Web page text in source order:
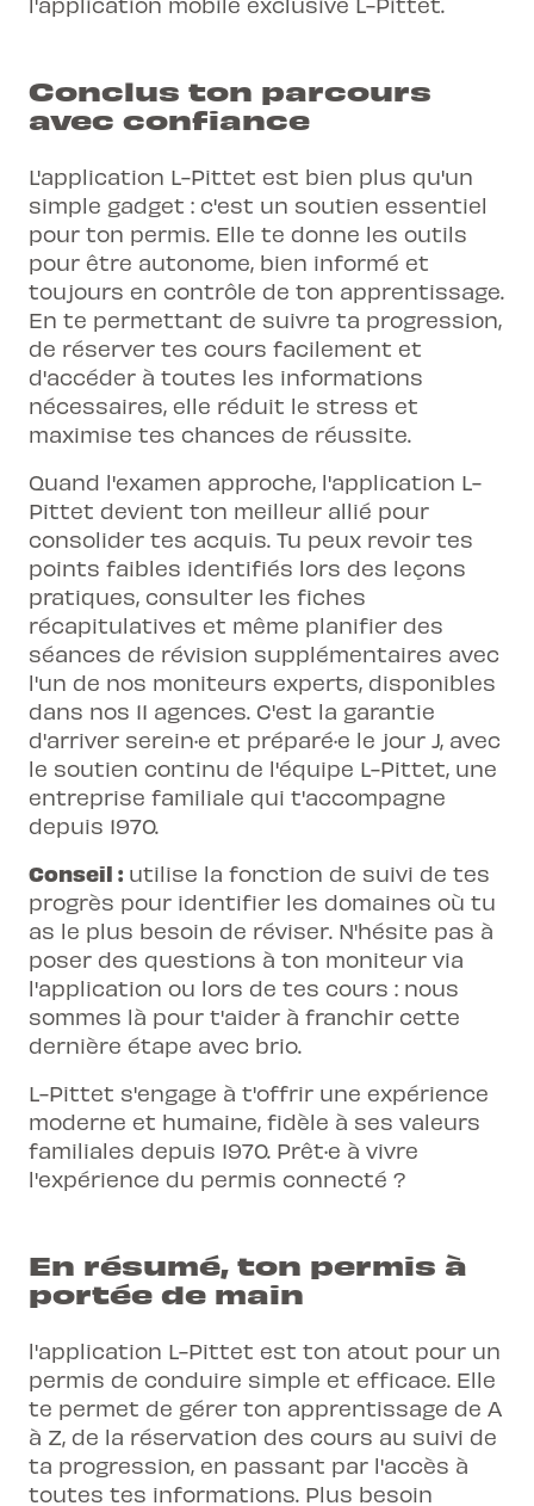
Conclus ton parcours
avec confiance
L'application L-Pittet est bien plus qu'un
simple gadget : c'est un soutien essentiel
pour ton permis. Elle te donne les outils
pour être autonome, bien informé et
toujours en contrôle de ton apprentissage.
En te permettant de suivre ta progression,
de réserver tes cours facilement et
d'accéder à toutes les informations
nécessaires, elle réduit le stress et
maximise tes chances de réussite.
Quand l'examen approche, l'application L-
Pittet devient ton meilleur allié pour
consolider tes acquis. Tu peux revoir tes
points faibles identifiés lors des leçons
pratiques, consulter les fiches
récapitulatives et même planifier des
séances de révision supplémentaires avec
l'un de nos moniteurs experts, disponibles
dans nos 11 agences. C'est la garantie
d'arriver serein·e et préparé·e le jour J, avec
le soutien continu de l'équipe L-Pittet, une
entreprise familiale qui t'accompagne
depuis 1970.
Conseil : utilise la fonction de suivi de tes
progrès pour identifier les domaines où tu
as le plus besoin de réviser. N'hésite pas à
poser des questions à ton moniteur via
l'application ou lors de tes cours : nous
sommes là pour t'aider à franchir cette
dernière étape avec brio.
L-Pittet s'engage à t'offrir une expérience
moderne et humaine, fidèle à ses valeurs
familiales depuis 1970. Prêt·e à vivre
l'expérience du permis connecté ?
En résumé, ton permis à
portée de main
l'application L-Pittet est ton atout pour un
permis de conduire simple et efficace. Elle
te permet de gérer ton apprentissage de A
à Z, de la réservation des cours au suivi de
ta progression, en passant par l'accès à
toutes tes informations. Plus besoin